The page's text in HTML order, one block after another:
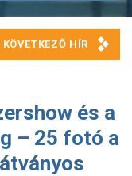
és a
– 25 fotó a